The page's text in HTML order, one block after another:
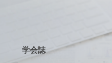
学会誌